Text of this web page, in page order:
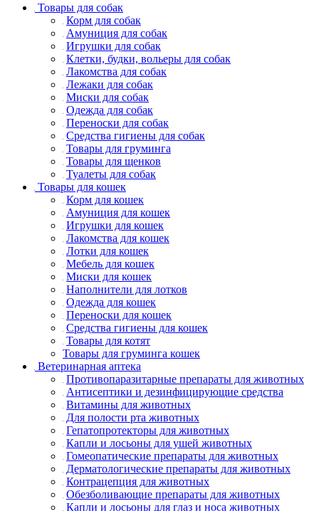
Товары для собак
Корм для собак
Амуниция для собак
Игрушки для собак
Клетки, будки, вольеры для собак
Лакомства для собак
Лежаки для собак
Миски для собак
Одежда для собак
Переноски для собак
Средства гигиены для собак
Товары для груминга
Товары для щенков
Туалеты для собак
Товары для кошек
Корм для кошек
Амуниция для кошек
Игрушки для кошек
Лакомства для кошек
Лотки для кошек
Мебель для кошек
Миски для кошек
Наполнители для лотков
Одежда для кошек
Переноски для кошек
Средства гигиены для кошек
Товары для котят
Товары для груминга кошек
Ветеринарная аптека
Противопаразитарные препараты для животных
Антисептики и дезинфицирующие средства
Витамины для животных
Для полости рта животных
Гепатопротекторы для животных
Капли и лосьоны для ушей животных
Гомеопатические препараты для животных
Дерматологические препараты для животных
Контрацепция для животных
Обезболивающие препараты для животных
Капли и лосьоны для глаз и носа животных